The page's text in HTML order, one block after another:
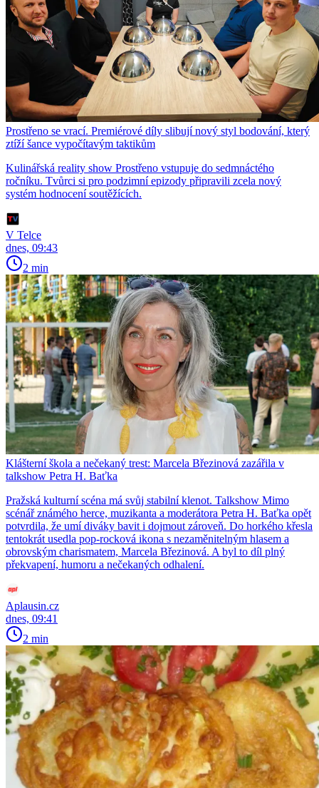
Prostřeno se vrací. Premiérové díly slibují nový styl bodování, který
ztíží šance vypočítavým taktikům
Kulinářská reality show Prostřeno vstupuje do sedmnáctého
ročníku. Tvůrci si pro podzimní epizody připravili zcela nový
systém hodnocení soutěžících.
V Telce
dnes, 09:43
2 min
Klášterní škola a nečekaný trest: Marcela Březinová zazářila v
talkshow Petra H. Baťka
Pražská kulturní scéna má svůj stabilní klenot. Talkshow Mimo
scénář známého herce, muzikanta a moderátora Petra H. Baťka opět
potvrdila, že umí diváky bavit i dojmout zároveň. Do horkého křesla
tentokrát usedla pop-rocková ikona s nezaměnitelným hlasem a
obrovským charismatem, Marcela Březinová. A byl to díl plný
překvapení, humoru a nečekaných odhalení.
Aplausin.cz
dnes, 09:41
2 min